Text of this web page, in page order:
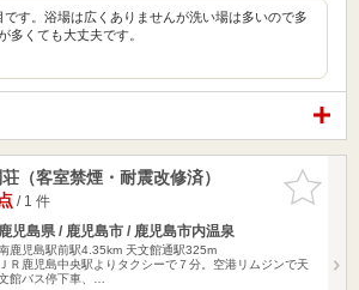
です。浴場は広くありませんが洗い場は多いので多
多くても大丈夫です。
お気に入
りに追加
（客室禁煙・耐震改修済）
/ 1 件
鹿児島県 / 鹿児島市 / 鹿児島市内温泉
鹿児島駅前駅4.35km 天文館通駅325m
ＪＲ鹿児島中央駅よりタクシーで７分。空港リムジンで天
館バス停下車、…